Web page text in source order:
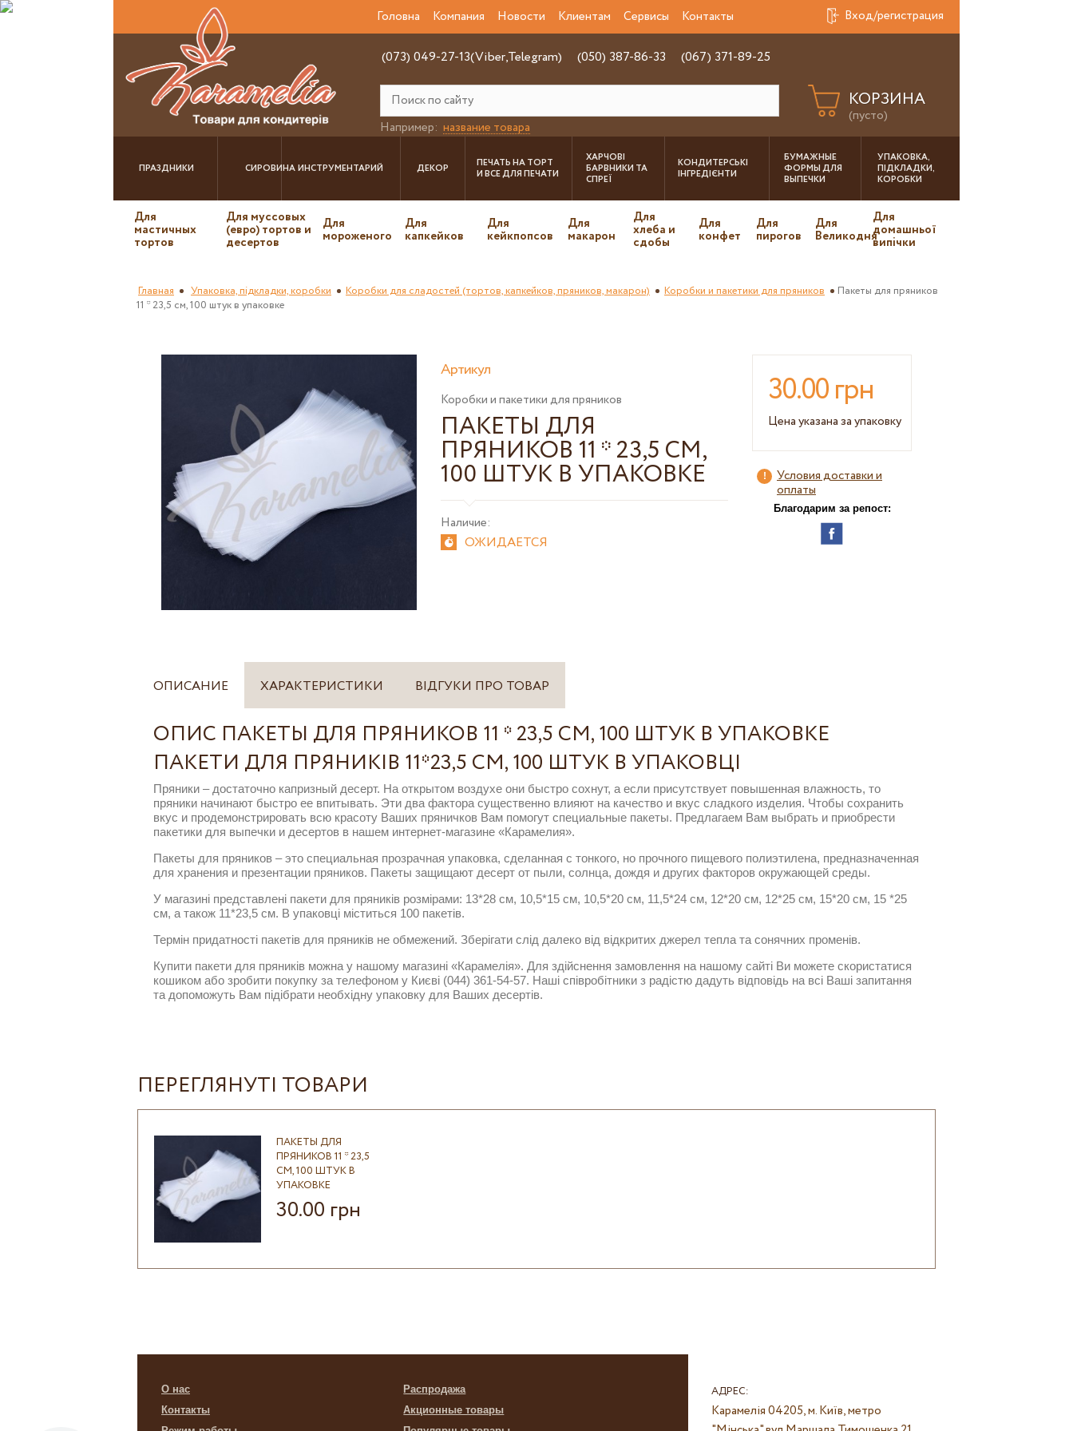
Головна Компания Новости Клиентам Сервисы Контакты Вход/регистрация
(073) 049-27-13(Viber,Telegram) (050) 387-86-33 (067) 371-89-25
Например: название товара
КОРЗИНА
(пусто)
ПРАЗДНИКИ СИРОВИНАИНСТРУМЕНТАРИЙ ДЕКОР
ПЕЧАТЬ НА ТОРТ
И ВСЕ ДЛЯ ПЕЧАТИ
ХАРЧОВІ
БАРВНИКИ ТА
СПРЕЇ
КОНДИТЕРСЬКІ
ІНГРЕДІЄНТИ
БУМАЖНЫЕ
ФОРМЫ ДЛЯ
ВЫПЕЧКИ
УПАКОВКА,
ПІДКЛАДКИ,
КОРОБКИ
Для
мастичных
тортов
Для муссовых
(евро) тортов и
десертов
Для
мороженого
Для
капкейков
Для
кейкпопсов
Для
макарон
Для
хлеба и
сдобы
Для
конфет
Для
пирогов
Для
Великодня
Для
домашньої
випічки
Главная Упаковка, підкладки, коробки Коробки для сладостей (тортов, капкейков, пряников, макарон) Коробки и пакетики для пряников
Пакеты для пряников
11 * 23,5 см, 100 штук в упаковке
Артикул
Коробки и пакетики для пряников
ПАКЕТЫ ДЛЯ
ПРЯНИКОВ 11 * 23,5 СМ,
100 ШТУК В УПАКОВКЕ
Наличие:
ОЖИДАЕТСЯ
30.00 грн
Цена указана за упаковку
Условия доставки и
оплаты
Благодарим за репост:
ОПИСАНИЕ ХАРАКТЕРИСТИКИ ВІДГУКИ ПРО ТОВАР
ОПИС ПАКЕТЫ ДЛЯ ПРЯНИКОВ 11 * 23,5 СМ, 100 ШТУК В УПАКОВКЕ
ПАКЕТИ ДЛЯ ПРЯНИКІВ 11*23,5 СМ, 100 ШТУК В УПАКОВЦІ
Пряники – достаточно капризный десерт. На открытом воздухе они быстро сохнут, а если присутствует повышенная влажность, то
пряники начинают быстро ее впитывать. Эти два фактора существенно влияют на качество и вкус сладкого изделия. Чтобы сохранить
вкус и продемонстрировать всю красоту Ваших пряничков Вам помогут специальные пакеты. Предлагаем Вам выбрать и приобрести
пакетики для выпечки и десертов в нашем интернет-магазине «Карамелия».
Пакеты для пряников – это специальная прозрачная упаковка, сделанная с тонкого, но прочного пищевого полиэтилена, предназначенная
для хранения и презентации пряников. Пакеты защищают десерт от пыли, солнца, дождя и других факторов окружающей среды.
У магазині представлені пакети для пряників розмірами: 13*28 см, 10,5*15 см, 10,5*20 см, 11,5*24 см, 12*20 см, 12*25 см, 15*20 см, 15 *25
см, а також 11*23,5 см. В упаковці міститься 100 пакетів.
Термін придатності пакетів для пряників не обмежений. Зберігати слід далеко від відкритих джерел тепла та сонячних променів.
Купити пакети для пряників можна у нашому магазині «Карамелія». Для здійснення замовлення на нашому сайті Ви можете скористатися
кошиком або зробити покупку за телефоном у Києві (044) 361-54-57. Наші співробітники з радістю дадуть відповідь на всі Ваші запитання
та допоможуть Вам підібрати необхідну упаковку для Ваших десертів.
ПЕРЕГЛЯНУТІ ТОВАРИ
ПАКЕТЫ ДЛЯ
ПРЯНИКОВ 11 * 23,5
СМ, 100 ШТУК В
УПАКОВКЕ
30.00 грн
О нас
Распродажа
Контакты
Акционные товары
АДРЕС:
Карамелія04205, м. Київ, метро